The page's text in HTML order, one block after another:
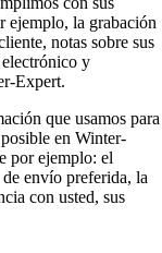
ejemplo, la grabación
notas sobre sus
y
Expert.
que usamos para
en Winter-
por ejemplo: el
envío preferida, la
con usted, sus